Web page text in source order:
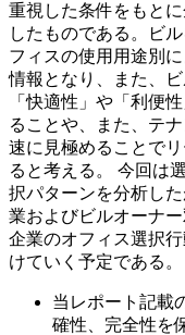
重視した条件をもと
したものである。ビ
フィスの使用用途別
情報となり、また、
「快適性」や「利便
ることや、また、テ
速に見極めることで
ると考える。 今回は
択パターンを分析し
業およびビルオーナ
企業のオフィス選択
けていく予定である。
当レポート記載
確性、完全性を